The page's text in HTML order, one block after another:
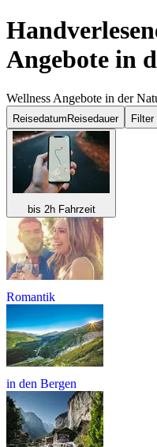
Angebote in
Wellness Angebote in der
Reisedatum Reisedauer Filter
bis 2h Fahrzeit
Romantik
in den Bergen